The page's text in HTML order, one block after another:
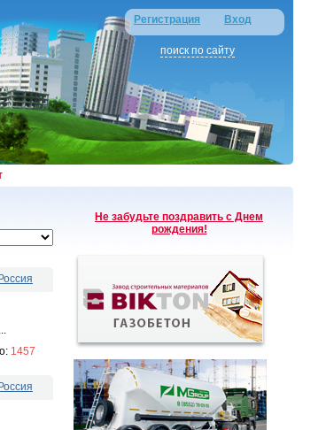
Регистрация Вход
поиск по сайту
Россия
1457
Россия
Не забудьте поздравить с Днем
рождения!